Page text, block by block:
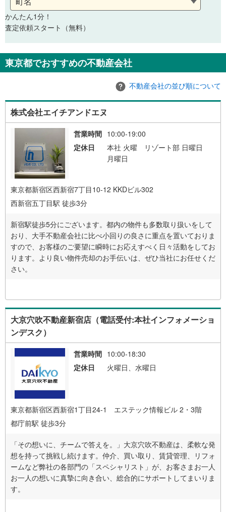
かんたん1分！
査定依頼スタート（無料）
東京都でおすすめの不動産会社
不動産会社の並び順について
株式会社エイチアンドエヌ
営業時間 10:00-19:00
定休日
本社 火曜 リゾート部 日曜日
月曜日
東京都新宿区西新宿7丁目10-12 KKDビル302
西新宿五丁目駅 徒歩3分
新宿駅徒歩5分にございます。都内の物件も多数取り扱いをして
おり、大手不動産会社に比べ小回りの良さに重点を置いておりま
すので、お客様のご要望に瞬時にお応えすべく日々活動をしてお
ります。より良い物件売却のお手伝いは、ぜひ当社にお任せくだ
さい。
大京穴吹不動産新宿店（電話受付:本社インフォメーショ
ンデスク）
営業時間 10:00-18:30
定休日
火曜日、水曜日
東京都新宿区西新宿1丁目24-1 エステック情報ビル 2・3階
都庁前駅 徒歩3分
「その想いに、チームで答えを。」大京穴吹不動産は、柔軟な発
想を持って挑戦し続けます。仲介、買い取り、賃貸管理、リフォ
ームなど弊社の各部門の「スペシャリスト」が、お客さまお一人
お一人の想いに真摯に向き合い、総合的にサポートしてまいりま
す。